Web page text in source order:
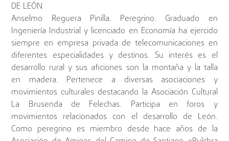
DE LEÓN
Anselmo Reguera Pinilla. Peregrino. Graduado en
Ingeniería Industrial y licenciado en Economía ha ejercido
siempre en empresa privada de telecomunicaciones en
diferentes especialidades y destinos. Su interés es el
desarrollo rural y sus aficiones son la montaña y la talla
en madera. Pertenece a diversas asociaciones y
movimientos culturales destacando la Asociación Cultural
La Brusenda de Felechas. Participa en foros y
movimientos relacionados con el desarrollo de León.
Como peregrino es miembro desde hace años de la